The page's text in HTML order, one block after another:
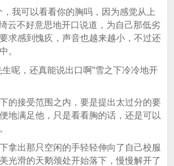
我可以看看你的胸吗，因为感觉从上
云不好意思地开口说道，为自己那低劣
求感到愧疚，声音也越来越小，不过还
。
呢，还真能说出口啊”雪之下冷冷地开
接受范围之内，要是提出太过分的要
地满足他，只是看看胸的话，还是可以
出那只空闲的手轻轻伸向了自己校服
光滑的天鹅颈处开始落下，慢慢解开了